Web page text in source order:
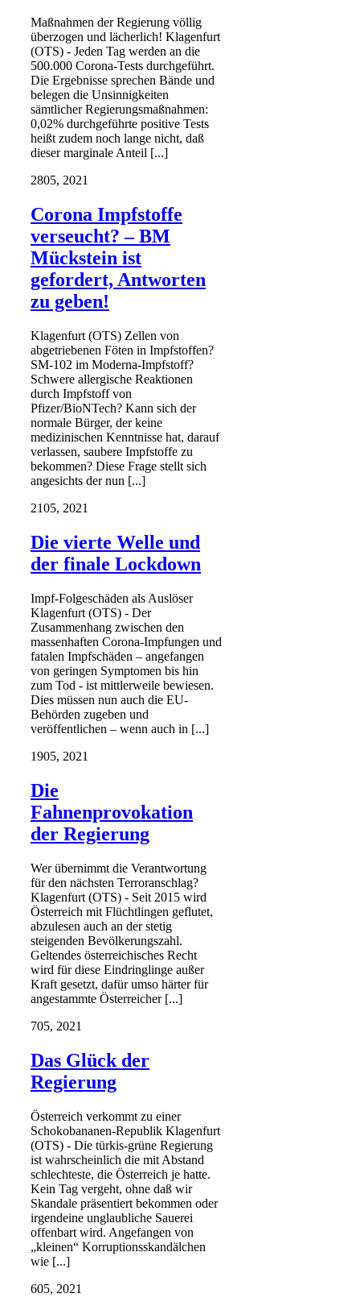
Maßnahmen der Regierung völlig
überzogen und lächerlich! Klagenfurt
(OTS) - Jeden Tag werden an die
500.000 Corona-Tests durchgeführt.
Die Ergebnisse sprechen Bände und
belegen die Unsinnigkeiten
sämtlicher Regierungsmaßnahmen:
0,02% durchgeführte positive Tests
heißt zudem noch lange nicht, daß
dieser marginale Anteil [...]
2805, 2021
Corona Impfstoffe
verseucht? – BM
Mückstein ist
gefordert, Antworten
zu geben!
Klagenfurt (OTS) Zellen von
abgetriebenen Föten in Impfstoffen?
SM-102 im Moderna-Impfstoff?
Schwere allergische Reaktionen
durch Impfstoff von
Pfizer/BioNTech? Kann sich der
normale Bürger, der keine
medizinischen Kenntnisse hat, darauf
verlassen, saubere Impfstoffe zu
bekommen? Diese Frage stellt sich
angesichts der nun [...]
2105, 2021
Die vierte Welle und
der finale Lockdown
Impf-Folgeschäden als Auslöser
Klagenfurt (OTS) - Der
Zusammenhang zwischen den
massenhaften Corona-Impfungen und
fatalen Impfschäden – angefangen
von geringen Symptomen bis hin
zum Tod - ist mittlerweile bewiesen.
Dies müssen nun auch die EU-
Behörden zugeben und
veröffentlichen – wenn auch in [...]
1905, 2021
Die
Fahnenprovokation
der Regierung
Wer übernimmt die Verantwortung
für den nächsten Terroranschlag?
Klagenfurt (OTS) - Seit 2015 wird
Österreich mit Flüchtlingen geflutet,
abzulesen auch an der stetig
steigenden Bevölkerungszahl.
Geltendes österreichisches Recht
wird für diese Eindringlinge außer
Kraft gesetzt, dafür umso härter für
angestammte Österreicher [...]
705, 2021
Das Glück der
Regierung
Österreich verkommt zu einer
Schokobananen-Republik Klagenfurt
(OTS) - Die türkis-grüne Regierung
ist wahrscheinlich die mit Abstand
schlechteste, die Österreich je hatte.
Kein Tag vergeht, ohne daß wir
Skandale präsentiert bekommen oder
irgendeine unglaubliche Sauerei
offenbart wird. Angefangen von
„kleinen“ Korruptionsskandälchen
wie [...]
605, 2021